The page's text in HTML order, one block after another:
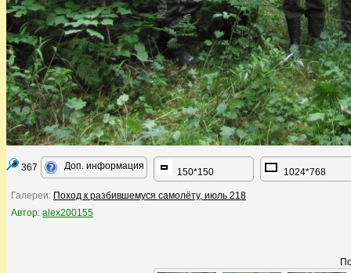
367 Доп. информация
150*150 1024*768
Галереи: Поход к разбившемуся самолёту, июль 218
Автор: alex200155